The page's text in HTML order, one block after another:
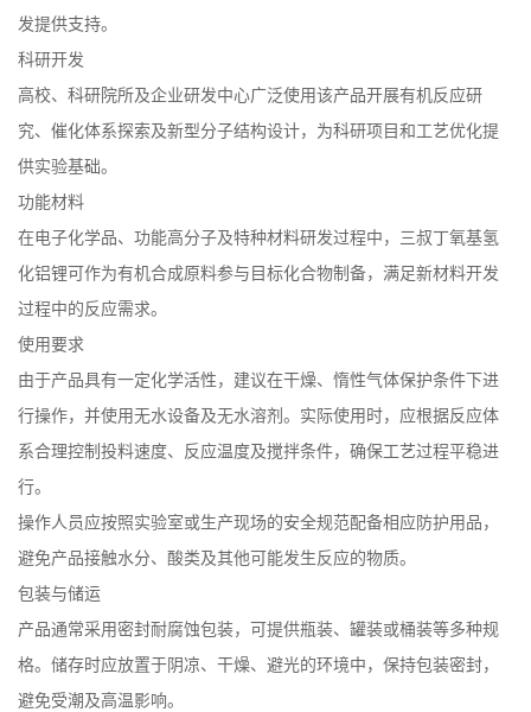
发提供支持。
科研开发
高校、科研院所及企业研发中心广泛使用该产品开展有机反应研
究、催化体系探索及新型分子结构设计，为科研项目和工艺优化提
供实验基础。
功能材料
在电子化学品、功能高分子及特种材料研发过程中，三叔丁氧基氢
化铝锂可作为有机合成原料参与目标化合物制备，满足新材料开发
过程中的反应需求。
使用要求
由于产品具有一定化学活性，建议在干燥、惰性气体保护条件下进
行操作，并使用无水设备及无水溶剂。实际使用时，应根据反应体
系合理控制投料速度、反应温度及搅拌条件，确保工艺过程平稳进
行。
操作人员应按照实验室或生产现场的安全规范配备相应防护用品，
避免产品接触水分、酸类及其他可能发生反应的物质。
包装与储运
产品通常采用密封耐腐蚀包装，可提供瓶装、罐装或桶装等多种规
格。储存时应放置于阴凉、干燥、避光的环境中，保持包装密封，
避免受潮及高温影响。